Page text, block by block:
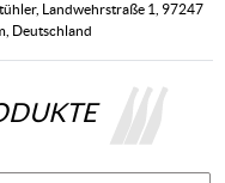
Landwehrstraße 1, 97247
Deutschland